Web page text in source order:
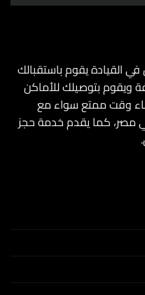
يقوم باستقبالك
ويقوم بتوصيلك للأماكن
وقت ممتع سواء مع
مصر، كما يقدم خدمة حجز